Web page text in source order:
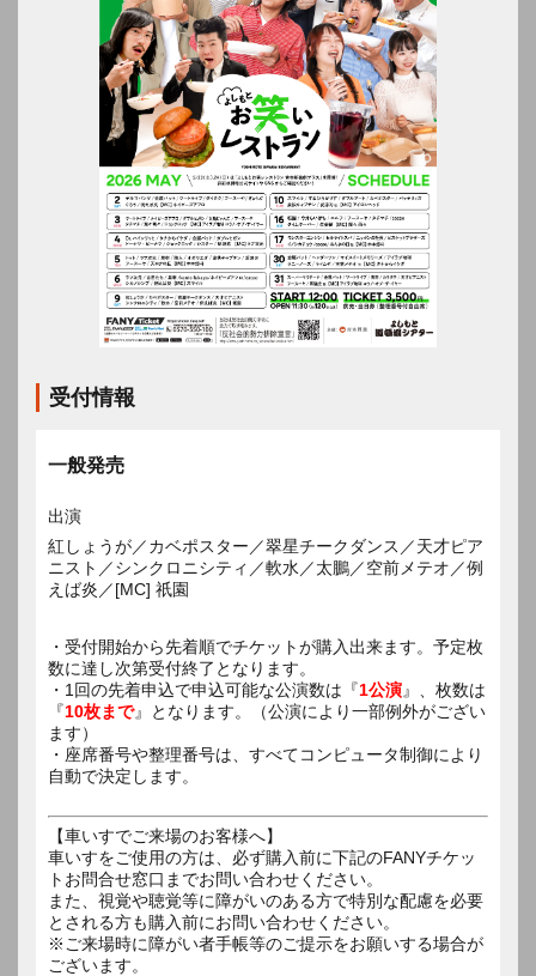
受付情報
一般発売
出演
紅しょうが／カベポスター／翠星チークダンス／天才ピア
ニスト／シンクロニシティ／軟水／太鵬／空前メテオ／例
えば炎／[MC] 祇園
・受付開始から先着順でチケットが購入出来ます。予定枚
数に達し次第受付終了となります。
・1回の先着申込で申込可能な公演数は『1公演』、枚数は
『10枚まで』となります。（公演により一部例外がござい
ます）
・座席番号や整理番号は、すべてコンピュータ制御により
自動で決定します。
【車いすでご来場のお客様へ】
車いすをご使用の方は、必ず購入前に下記のFANYチケッ
トお問合せ窓口までお問い合わせください。
また、視覚や聴覚等に障がいのある方で特別な配慮を必要
とされる方も購入前にお問い合わせください。
※ご来場時に障がい者手帳等のご提示をお願いする場合が
ございます。